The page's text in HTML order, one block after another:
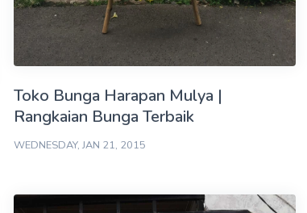
Toko Bunga Harapan Mulya |
Rangkaian Bunga Terbaik
WEDNESDAY, JAN 21, 2015